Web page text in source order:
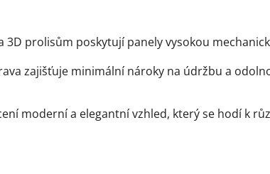
3D prolisům poskytují panely vysokou
zajišťuje minimální nároky na údržbu a
moderní a elegantní vzhled, který se hodí k